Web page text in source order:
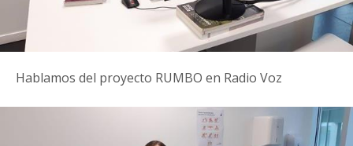
Hablamos del proyecto RUMBO en Radio Voz